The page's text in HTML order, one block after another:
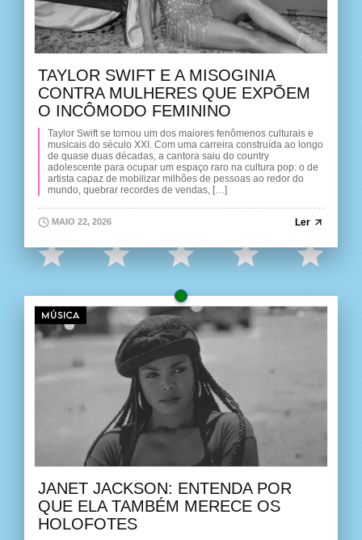
TAYLOR SWIFT E A MISOGINIA
CONTRA MULHERES QUE EXPÕEM
O INCÔMODO FEMININO
Taylor Swift se tornou um dos maiores fenômenos culturais e
musicais do século XXI. Com uma carreira construída ao longo
de quase duas décadas, a cantora saiu do country
adolescente para ocupar um espaço raro na cultura pop: o de
artista capaz de mobilizar milhões de pessoas ao redor do
mundo, quebrar recordes de vendas, […]
MAIO 22, 2026 Ler
MÚSICA
JANET JACKSON: ENTENDA POR
QUE ELA TAMBÉM MERECE OS
HOLOFOTES